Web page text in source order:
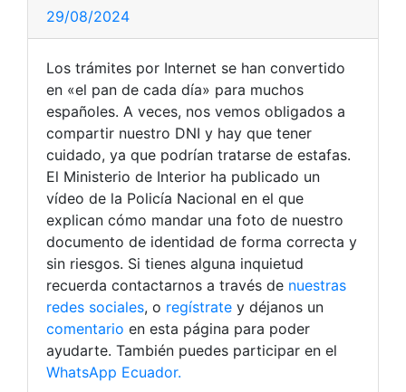
29/08/2024
Los trámites por Internet se han convertido
en «el pan de cada día» para muchos
españoles. A veces, nos vemos obligados a
compartir nuestro DNI y hay que tener
cuidado, ya que podrían tratarse de estafas.
El Ministerio de Interior ha publicado un
vídeo de la Policía Nacional en el que
explican cómo mandar una foto de nuestro
documento de identidad de forma correcta y
sin riesgos. Si tienes alguna inquietud
recuerda contactarnos a través de nuestras
redes sociales, o regístrate y déjanos un
comentario en esta página para poder
ayudarte. También puedes participar en el
WhatsApp Ecuador.